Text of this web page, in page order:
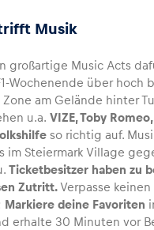
Musik
großartige Music Acts
Wochenende über hoch
Zone am Gelände hinter
u.a. VIZE, Toby
so richtig auf.
im Steiermark Village
Ticketbesitzer haben zu
Zutritt.Verpasse keinen
Markiere deine Favoriten
erhalte 30 Minuten vor